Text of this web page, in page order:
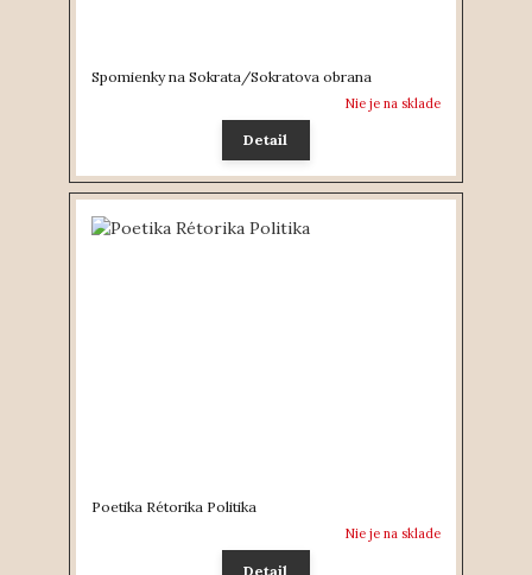
Spomienky na Sokrata/Sokratova obrana
Nie je na sklade
Detail
Poetika Rétorika Politika
Nie je na sklade
Detail